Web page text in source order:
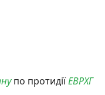
по протидіїЕВРХГ